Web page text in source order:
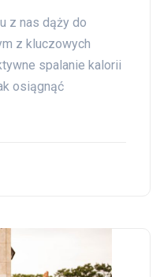
z nas dąży do
z kluczowych
spalanie kalorii
osiągnąć